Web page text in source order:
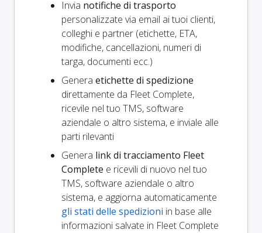
Invia notifiche di trasporto
personalizzate via email ai tuoi clienti,
colleghi e partner (etichette, ETA,
modifiche, cancellazioni, numeri di
targa, documenti ecc.)
Genera etichette di spedizione
direttamente da Fleet Complete,
ricevile nel tuo TMS, software
aziendale o altro sistema, e inviale alle
parti rilevanti
Genera link di tracciamento Fleet
Complete e ricevili di nuovo nel tuo
TMS, software aziendale o altro
sistema, e aggiorna automaticamente
gli stati delle spedizioni in base alle
informazioni salvate in Fleet Complete